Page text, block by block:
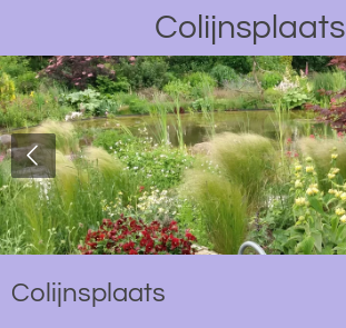
naar
de
hoofdinhoud
Colijnsplaats
Colijnsplaats